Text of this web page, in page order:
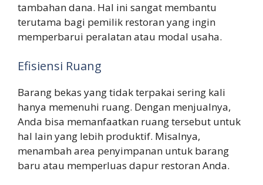
tambahan dana. Hal ini sangat membantu
terutama bagi pemilik restoran yang ingin
memperbarui peralatan atau modal usaha.
Efisiensi Ruang
Barang bekas yang tidak terpakai sering kali
hanya memenuhi ruang. Dengan menjualnya,
Anda bisa memanfaatkan ruang tersebut untuk
hal lain yang lebih produktif. Misalnya,
menambah area penyimpanan untuk barang
baru atau memperluas dapur restoran Anda.